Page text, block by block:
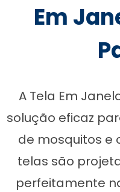
Em
A Tela Em
solução eficaz
de mosquitos e
telas são
perfeitamente